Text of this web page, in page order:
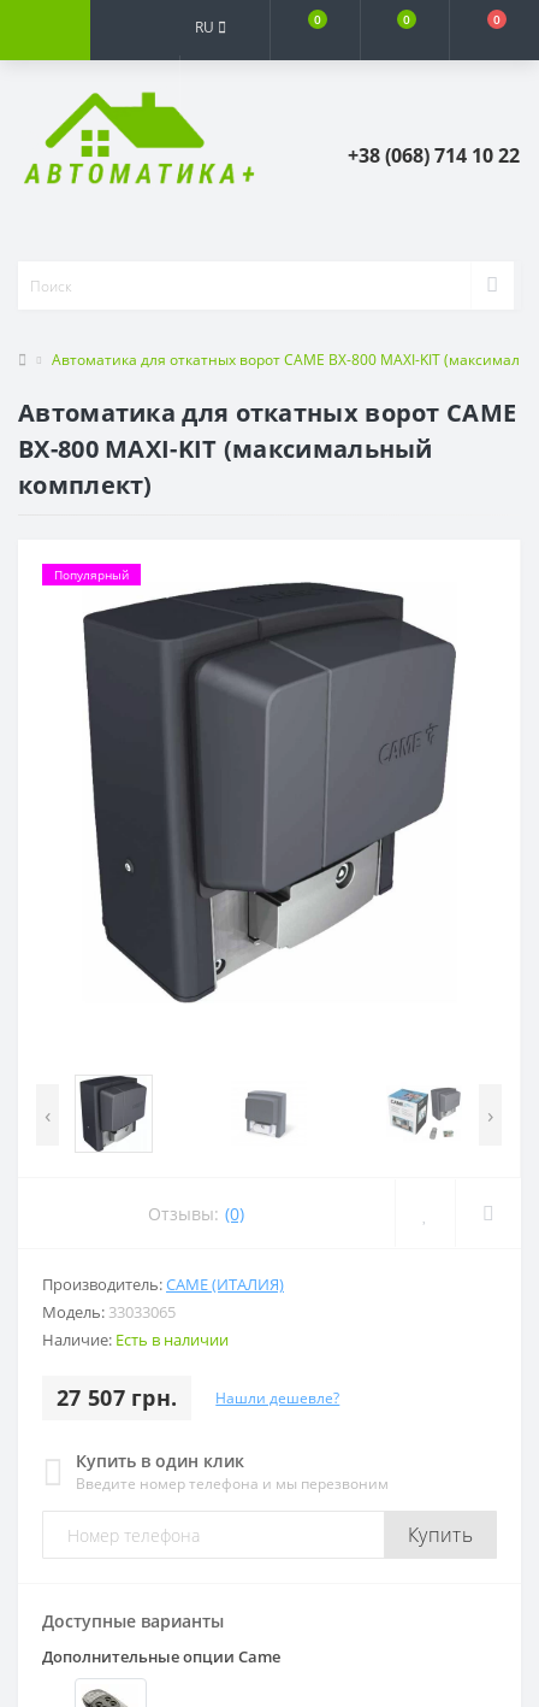
RU 0 0 0
+38 (068) 714 10 22
Автоматика для откатных ворот CAME BX-800 MAXI-KIT
Автоматика для откатных ворот CAME
BX-800 MAXI-KIT (максимальный
комплект)
Популярный
‹ ›
Отзывы: (0)
Производитель:CAME (ИТАЛИЯ)
Модель: 33033065
Наличие: Есть в наличии
27 507 грн. Нашли дешевле?
Купить в один клик
Введите номер телефона и мы перезвоним
Купить
Доступные варианты
Дополнительные опции Came